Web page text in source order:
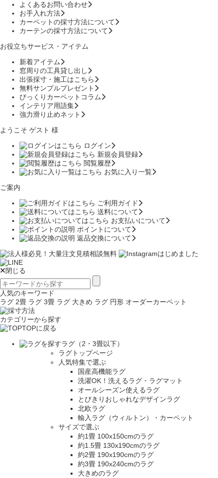
よくあるお問い合わせ
お手入れ方法
カーペットの採寸方法について
カーテンの採寸方法について
お役立ちサービス・アイテム
新着アイテム
窓周りの工具貸し出し
出張採寸・施工はこちら
無料サンプルプレゼント
びっくりカーペットコラム
インテリア用語集
強力滑り止めネット
ようこそ ゲスト 様
ログイン
新規会員登録
閲覧履歴
お気に入り一覧
ご案内
ご利用ガイド
送料について
お支払いについて
ポイントについて
返品交換について
閉じる
人気のキーワード
ラグ 2畳 ラグ 3畳 ラグ 大きめ ラグ 円形 オーダーカーペット
カテゴリーから探す
TOPに戻る
ラグ（2・3畳以下）
ラグトップページ
人気特集で選ぶ
国産高機能ラグ
洗濯OK！洗えるラグ・ラグマット
オールシーズン使えるラグ
とびきりおしゃれなデザインラグ
北欧ラグ
輸入ラグ（ウィルトン）・カーペット
サイズで選ぶ
約1畳 100x150cmのラグ
約1.5畳 130x190cmのラグ
約2畳 190x190cmのラグ
約3畳 190x240cmのラグ
大きめのラグ